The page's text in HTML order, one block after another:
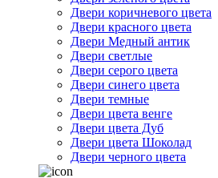
Двери коричневого цвета
Двери красного цвета
Двери Медный антик
Двери светлые
Двери серого цвета
Двери синего цвета
Двери темные
Двери цвета венге
Двери цвета Дуб
Двери цвета Шоколад
Двери черного цвета